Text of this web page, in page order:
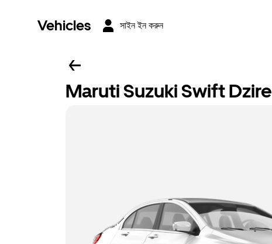
Vehicles সাইন ইন করুন
Maruti Suzuki Swift Dzire